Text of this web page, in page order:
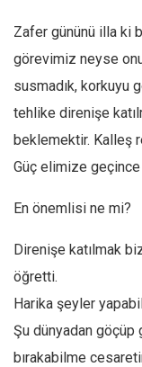
Zafer gününü illa ki
görevimiz neyse
susmadık, korkuyu
tehlike direnişe
beklemektir. Kalleş
Güç elimize
En önemlisi ne mi?
Direnişe katılmak
öğretti.
Harika şeyler
Şu dünyadan
bırakabilme